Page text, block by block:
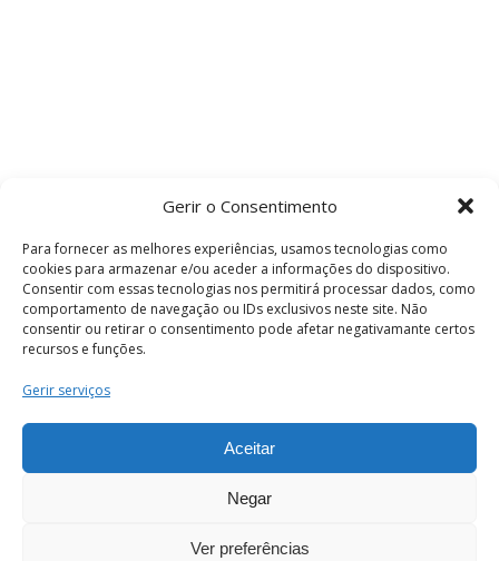
Gerir o Consentimento
Para fornecer as melhores experiências, usamos tecnologias como
cookies para armazenar e/ou aceder a informações do dispositivo.
Consentir com essas tecnologias nos permitirá processar dados, como
comportamento de navegação ou IDs exclusivos neste site. Não
consentir ou retirar o consentimento pode afetar negativamante certos
recursos e funções.
Gerir serviços
Aceitar
Negar
Ver preferências
Termos e Condições
os direitos reservados.